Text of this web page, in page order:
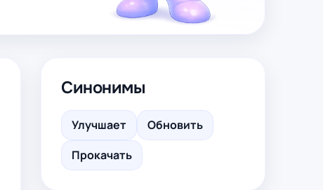
Синонимы
Улучшает
Обновить
Прокачать